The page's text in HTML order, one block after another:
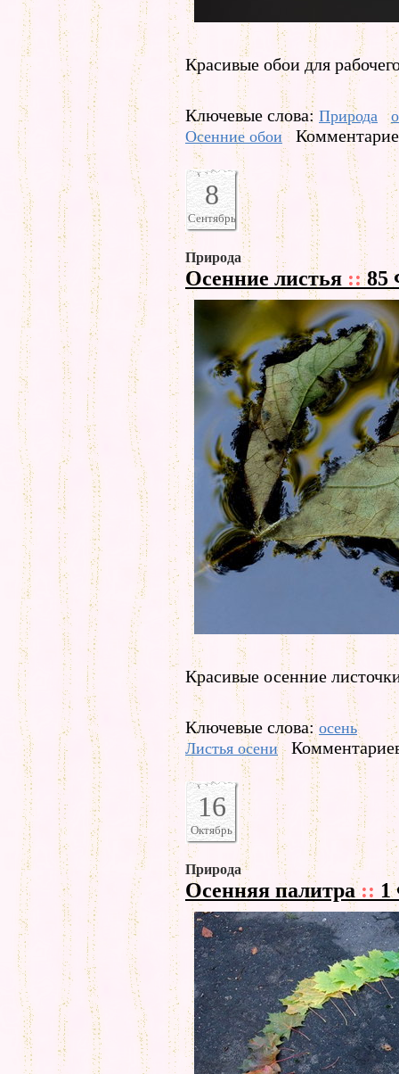
Красивые обои для
Ключевые слова: Природа
Осенние обои
8
Сентябрь
Природа
Осенние листья ::85
Красивые осенние
Ключевые слова:осень
Листья осени
16
Октябрь
Природа
Осенняя палитра:: 1